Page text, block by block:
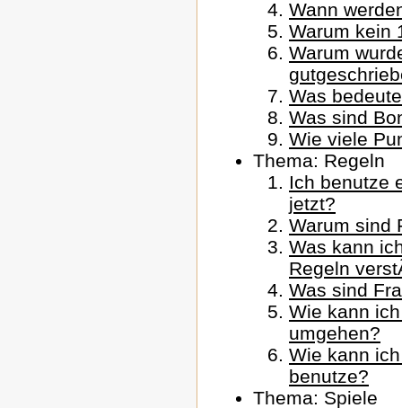
Wann
Warum kein
Warum
Was
Was sind
Wie viele
Thema: Regeln
Ich benutze
jetzt?
Warum sind
Was kann
Regeln
Was sind
Wie kann
umgehen?
Wie kann
benutze?
Thema: Spiele